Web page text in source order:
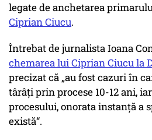
legate de anchetarea
Ciprian Ciucu.
Întrebat de jurnalista Ioana
chemarea lui Ciprian Ciucu la
precizat că „au fost cazuri în
târâți prin procese 10-12 ani,
procesului, onorata instanță a
există“.